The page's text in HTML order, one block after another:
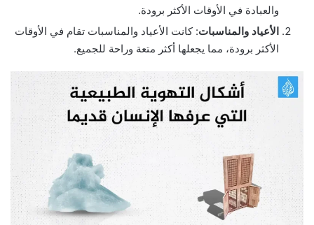
والعبادة في الأوقات الأكثر برودة.
الأعياد والمناسبات: كانت الأعياد والمناسبات تقام في الأوقات
الأكثر برودة، مما يجعلها أكثر متعة وراحة للجميع.